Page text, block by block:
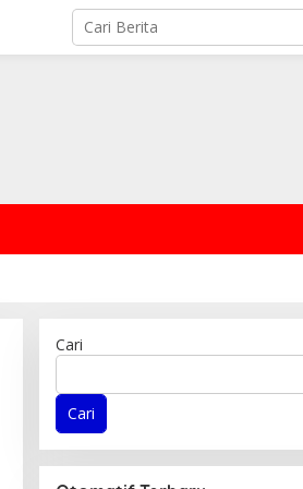
Cari
Cari